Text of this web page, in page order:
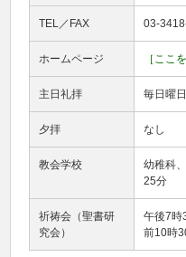
TEL／FAX 03-
ホームページ ［ここ
主日礼拝 毎日曜
夕拝 なし
教会学校
幼稚科
25分
祈祷会（聖書研
究会）
午後7
前10時